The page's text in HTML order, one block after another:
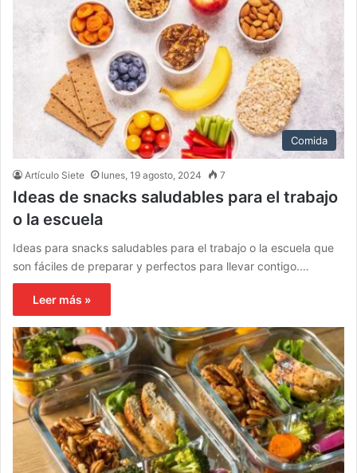
Comida
Artículo Siete lunes, 19 agosto, 2024 7
Ideas de snacks saludables para el trabajo
o la escuela
Ideas para snacks saludables para el trabajo o la escuela que
son fáciles de preparar y perfectos para llevar contigo.…
Leer más »